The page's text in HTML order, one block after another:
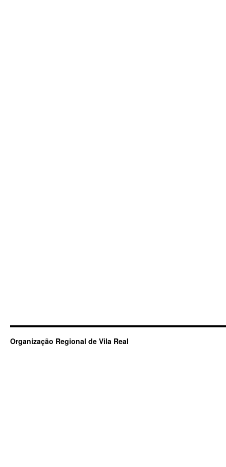
Organização Regional de Vila Real